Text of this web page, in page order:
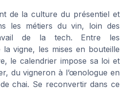
de la culture du présentiel et
les métiers du vin, loin des
de la tech. Entre les
vigne, les mises en bouteille
le calendrier impose sa loi et
du vigneron à l’œnologue en
chai. Se reconvertir dans ce